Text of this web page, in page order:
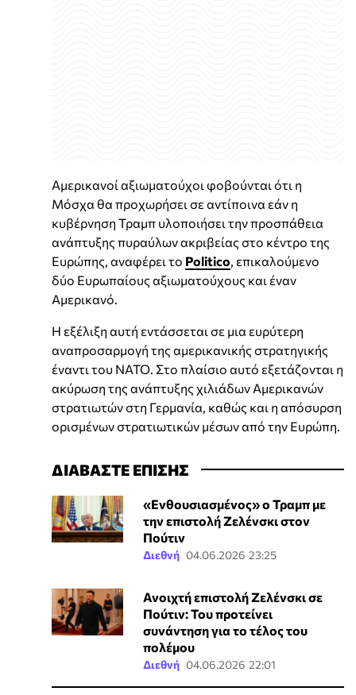
Αμερικανοί αξιωματούχοι φοβούνται ότι η
Μόσχα θα προχωρήσει σε αντίποινα εάν η
κυβέρνηση Τραμπ υλοποιήσει την προσπάθεια
ανάπτυξης πυραύλων ακριβείας στο κέντρο της
Ευρώπης, αναφέρει το Politico , επικαλούμενο
δύο Ευρωπαίους αξιωματούχους και έναν
Αμερικανό.
Η εξέλιξη αυτή εντάσσεται σε μια ευρύτερη
αναπροσαρμογή της αμερικανικής στρατηγικής
έναντι του ΝΑΤΟ. Στο πλαίσιο αυτό εξετάζονται η
ακύρωση της ανάπτυξης χιλιάδων Αμερικανών
στρατιωτών στη Γερμανία, καθώς και η απόσυρση
ορισμένων στρατιωτικών μέσων από την Ευρώπη.
ΔΙΑΒΑΣΤΕ ΕΠΙΣΗΣ
«Ενθουσιασμένος» ο Τραμπ με
την επιστολή Ζελένσκι στον
Πούτιν
Διεθνή 04.06.2026 23:25
Ανοιχτή επιστολή Ζελένσκι σε
Πούτιν: Του προτείνει
συνάντηση για το τέλος του
πολέμου
Διεθνή 04.06.2026 22:01